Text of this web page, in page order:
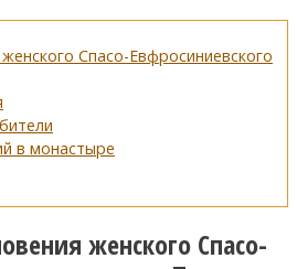
Спасо-Евфросиниевского
в монастыре
женского Спасо-